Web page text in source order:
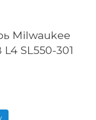
Milwaukee
SL550-301